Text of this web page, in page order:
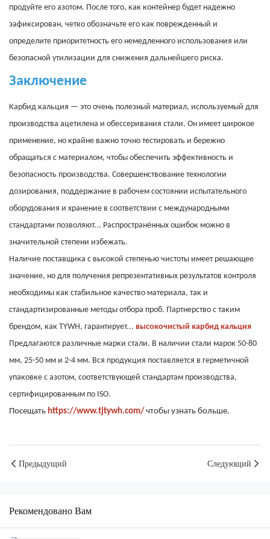
продуйте его азотом. После того, как контейнер будет надежно
зафиксирован, четко обозначьте его как поврежденный и
определите приоритетность его немедленного использования или
безопасной утилизации для снижения дальнейшего риска.
Заключение
Карбид кальция — это очень полезный материал, используемый для
производства ацетилена и обессеривания стали. Он имеет широкое
применение, но крайне важно точно тестировать и бережно
обращаться с материалом, чтобы обеспечить эффективность и
безопасность производства. Совершенствование технологии
дозирования, поддержание в рабочем состоянии испытательного
оборудования и хранение в соответствии с международными
стандартами позволяют... Распространённых ошибок можно в
значительной степени избежать.
Наличие поставщика с высокой степенью чистоты имеет решающее
значение, но для получения репрезентативных результатов контроля
необходимы как стабильное качество материала, так и
стандартизированные методы отбора проб. Партнерство с таким
брендом, как TYWH, гарантирует... высокочистый карбид кальция
Предлагаются различные марки стали. В наличии стали марок 50-80
мм, 25-50 мм и 2-4 мм. Вся продукция поставляется в герметичной
упаковке с азотом, соответствующей стандартам производства,
сертифицированным по ISO.
Посещать https://www.tjtywh.com/ чтобы узнать больше.
Предыдущий Следующий
Рекомендовано Вам